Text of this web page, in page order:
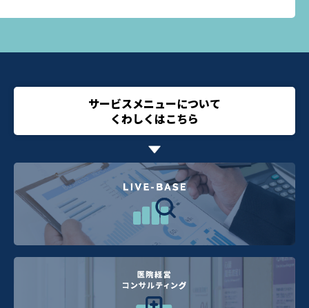
サービスメニューについて
くわしくはこちら